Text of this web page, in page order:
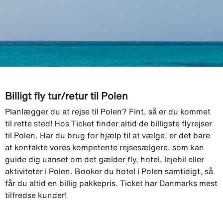
Billigt fly tur/retur til Polen
Planlægger du at rejse til Polen? Fint, så er du kommet
til rette sted! Hos Ticket finder altid de billigste flyrejser
til Polen. Har du brug for hjælp til at vælge, er det bare
at kontakte vores kompetente rejsesælgere, som kan
guide dig uanset om det gælder fly, hotel, lejebil eller
aktiviteter i Polen. Booker du hotel i Polen samtidigt, så
får du altid en billig pakkepris. Ticket har Danmarks mest
tilfredse kunder!